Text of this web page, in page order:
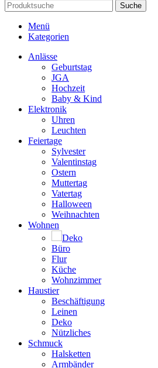
Suche
Menü
Kategorien
Anlässe
Geburtstag
JGA
Hochzeit
Baby & Kind
Elektronik
Uhren
Leuchten
Feiertage
Sylvester
Valentinstag
Ostern
Muttertag
Vatertag
Halloween
Weihnachten
Wohnen
Deko
Büro
Flur
Küche
Wohnzimmer
Haustier
Beschäftigung
Leinen
Deko
Nützliches
Schmuck
Halsketten
Armbänder